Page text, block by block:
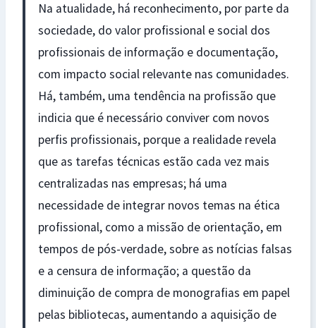
Na atualidade, há reconhecimento, por parte da
sociedade, do valor profissional e social dos
profissionais de informação e documentação,
com impacto social relevante nas comunidades.
Há, também, uma tendência na profissão que
indicia que é necessário conviver com novos
perfis profissionais, porque a realidade revela
que as tarefas técnicas estão cada vez mais
centralizadas nas empresas; há uma
necessidade de integrar novos temas na ética
profissional, como a missão de orientação, em
tempos de pós-verdade, sobre as notícias falsas
e a censura de informação; a questão da
diminuição de compra de monografias em papel
pelas bibliotecas, aumentando a aquisição de